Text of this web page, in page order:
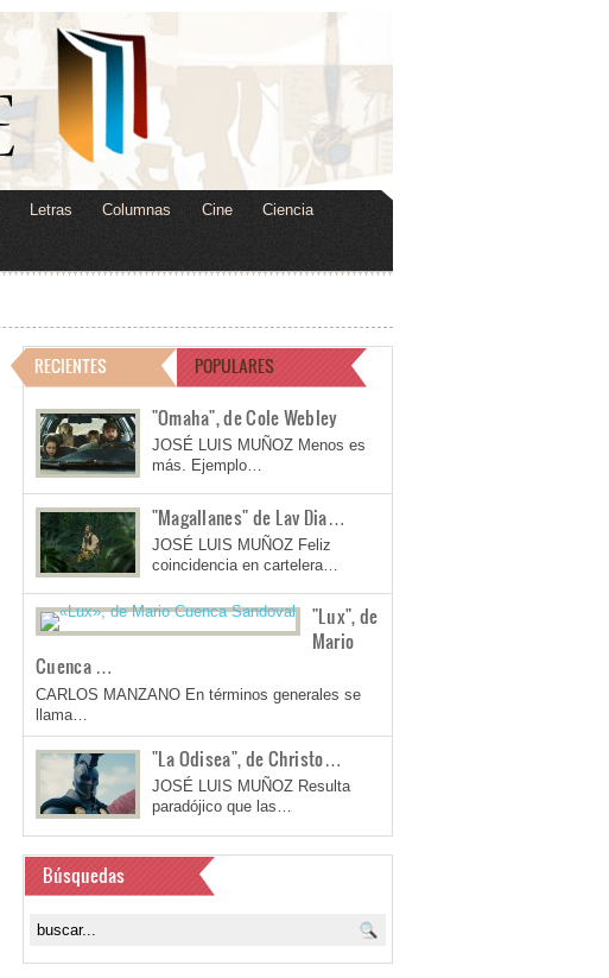
Letras Columnas Cine Ciencia
RECIENTES POPULARES
"Omaha", de Cole Webley
JOSÉ LUIS MUÑOZ Menos es
más. Ejemplo…
"Magallanes" de Lav Dia…
JOSÉ LUIS MUÑOZ Feliz
coincidencia en cartelera…
"Lux", de
Mario
Cuenca …
CARLOS MANZANO En términos generales se
llama…
"La Odisea", de Christo…
JOSÉ LUIS MUÑOZ Resulta
paradójico que las…
Búsquedas